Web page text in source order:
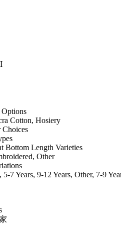
Options
Cotton, Hosiery
Choices
Bottom Length Varieties
Other
5-7 Years, 9-12 Years, Other, 7-9